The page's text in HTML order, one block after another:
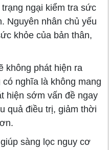
ngại kiểm tra sức
Nguyên nhân chủ yếu
khỏe của bản thân,
không phát hiện ra
nghĩa là không mang
hiện sớm vấn đề ngay
quả điều trị, giảm thời
sàng lọc nguy cơ